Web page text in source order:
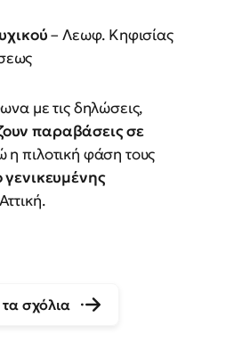
– Λεωφ. Κηφισίας
με τις δηλώσεις,
παραβάσεις σε
η πιλοτική φάση τους
γενικευμένης
τα σχόλια